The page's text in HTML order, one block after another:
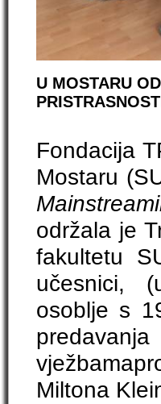
U MOSTARU
Fondacija
Mostaru
održala je
fakultetu
učesnici,
osoblje s
Miltona